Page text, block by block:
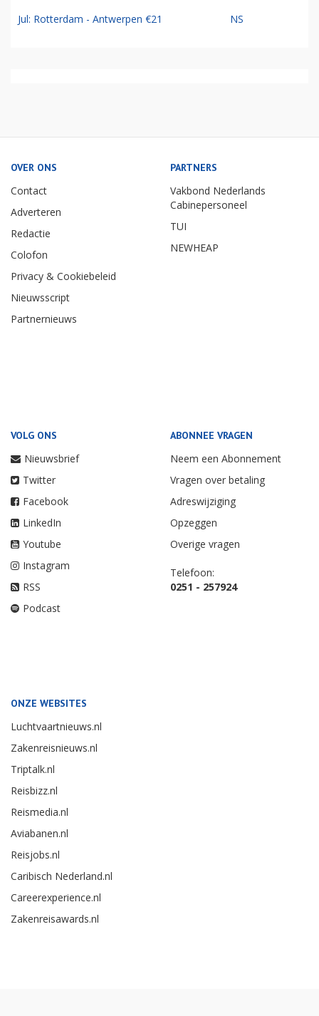
Jul: Rotterdam - Antwerpen €21 NS
OVER ONS
Contact
Adverteren
Redactie
Colofon
Privacy & Cookiebeleid
Nieuwsscript
Partnernieuws
PARTNERS
Vakbond Nederlands
Cabinepersoneel
TUI
NEWHEAP
VOLG ONS
Nieuwsbrief
Twitter
Facebook
LinkedIn
Youtube
Instagram
RSS
Podcast
ABONNEE VRAGEN
Neem een Abonnement
Vragen over betaling
Adreswijziging
Opzeggen
Overige vragen
Telefoon:
0251 - 257924
ONZE WEBSITES
Luchtvaartnieuws.nl
Zakenreisnieuws.nl
Triptalk.nl
Reisbizz.nl
Reismedia.nl
Aviabanen.nl
Reisjobs.nl
Caribisch Nederland.nl
Careerexperience.nl
Zakenreisawards.nl